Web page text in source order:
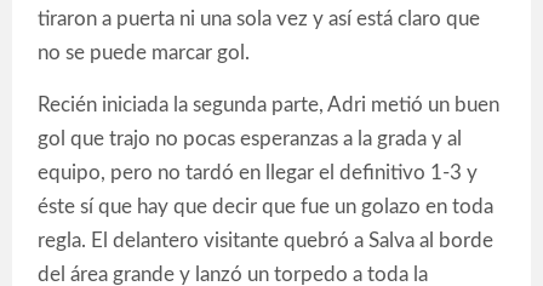
tiraron a puerta ni una sola vez y así está claro que
no se puede marcar gol.
Recién iniciada la segunda parte, Adri metió un buen
gol que trajo no pocas esperanzas a la grada y al
equipo, pero no tardó en llegar el definitivo 1-3 y
éste sí que hay que decir que fue un golazo en toda
regla. El delantero visitante quebró a Salva al borde
del área grande y lanzó un torpedo a toda la